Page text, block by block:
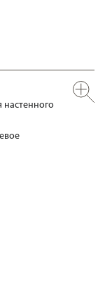
настенного